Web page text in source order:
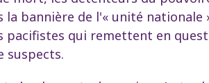
de l'« unité nationale
pacifistes qui remettent en
suspects.